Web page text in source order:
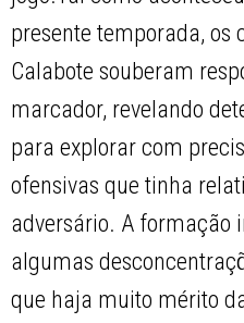
presente temporada, os
Calabote souberam
marcador, revelando
para explorar com
ofensivas que tinha
adversário. A formação
algumas
que haja muito mérito